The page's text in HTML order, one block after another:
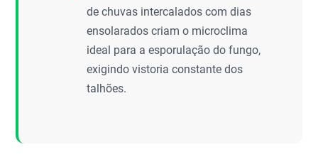
de chuvas intercalados com dias
ensolarados criam o microclima
ideal para a esporulação do fungo,
exigindo vistoria constante dos
talhões.